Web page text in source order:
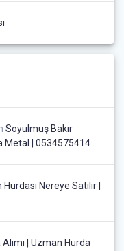
Soyulmuş Bakır
Metal | 0534575414
Nereye Satılır |
| Uzman Hurda